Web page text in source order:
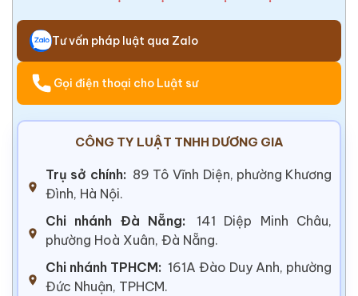
Tư vấn pháp luật qua Zalo
Gọi điện thoại cho Luật sư
CÔNG TY LUẬT TNHH DƯƠNG GIA
Trụ sở chính: 89 Tô Vĩnh Diện, phường Khương
Đình, Hà Nội.
Chi nhánh Đà Nẵng:
141 Diệp Minh Châu,
phường Hoà Xuân, Đà Nẵng.
Chi nhánh TPHCM: 161A Đào Duy Anh, phường
Đức Nhuận, TPHCM.